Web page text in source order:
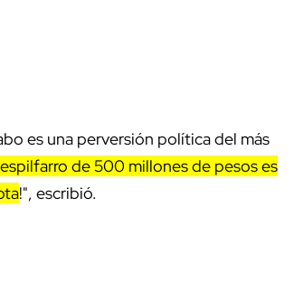
es una perversión política del más
de 500 millones de pesos es
!", escribió.